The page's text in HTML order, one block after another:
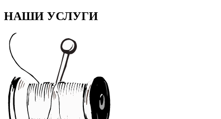
НАШИ УСЛУГИ